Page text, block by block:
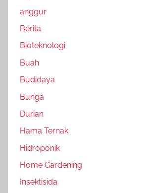
anggur
Berita
Bioteknologi
Buah
Budidaya
Bunga
Durian
Hama Ternak
Hidroponik
Home Gardening
Insektisida